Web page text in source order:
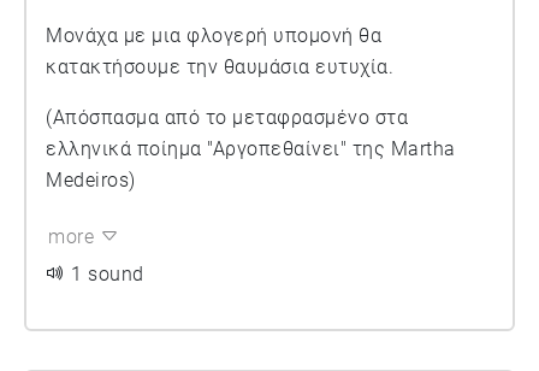
Μονάχα με μια φλογερή υπομονή θα
κατακτήσουμε την θαυμάσια ευτυχία.
(Απόσπασμα από το μεταφρασμένο στα
ελληνικά ποίημα "Αργοπεθαίνει" της Martha
Medeiros)
more
1 sound